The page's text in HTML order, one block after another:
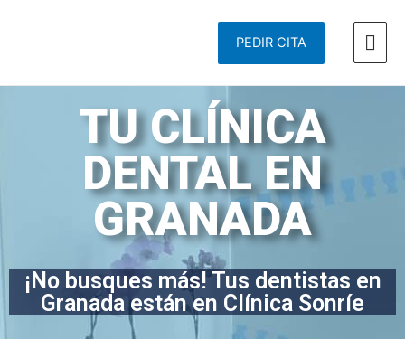
PEDIR CITA
TU CLÍNICA
DENTAL EN
GRANADA
¡No busques más! Tus dentistas en
Granada están en Clínica Sonríe